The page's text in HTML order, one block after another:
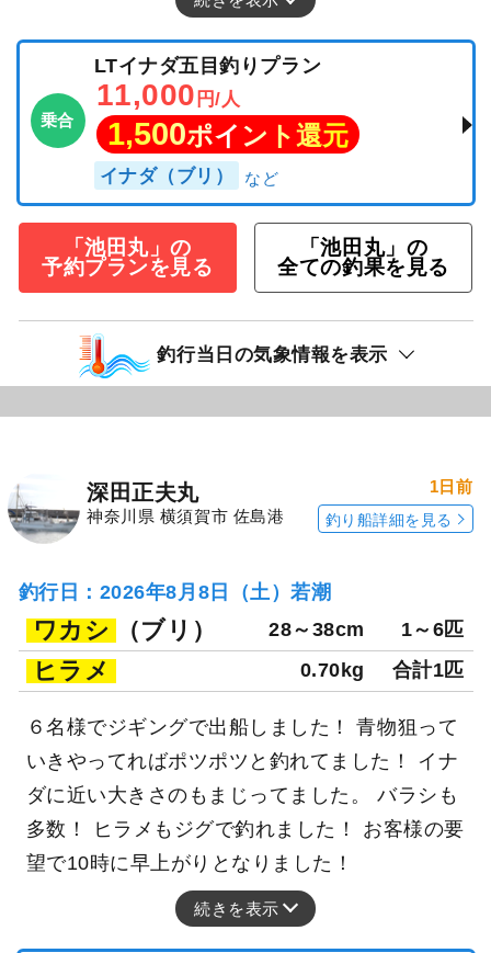
乗合
LTイナダ五目釣りプラン
11,000 円/人
1,500ポイント還元
イナダ（ブリ）
「池田丸」の
予約プランを見る
「池田丸」の
全ての釣果を見る
釣行当日の気象情報を表示
深田正夫丸
神奈川県 横須賀市 佐島港
1日前
釣り船詳細を見る
釣行日：2026年8月8日（土）若潮
ワカシ （ブリ） 28～38cm 1～6匹
ヒラメ 0.70kg 合計1匹
６名様でジギングで出船しました！ 青物狙って
いきやってればポツポツと釣れてました！ イナ
ダに近い大きさのもまじってました。 バラシも
多数！ ヒラメもジグで釣れました！ お客様の要
望で10時に早上がりとなりました！
続きを表示